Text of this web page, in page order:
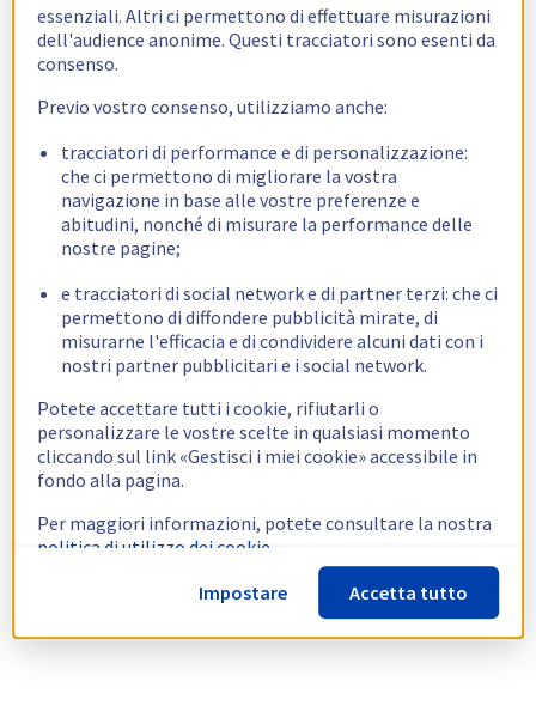
essenziali. Altri ci permettono di effettuare misurazioni
dell'audience anonime. Questi tracciatori sono esenti da
consenso.
Previo vostro consenso, utilizziamo anche:
tracciatori di performance e di personalizzazione:
che ci permettono di migliorare la vostra
navigazione in base alle vostre preferenze e
abitudini, nonché di misurare la performance delle
nostre pagine;
e tracciatori di social network e di partner terzi: che ci
permettono di diffondere pubblicità mirate, di
misurarne l'efficacia e di condividere alcuni dati con i
nostri partner pubblicitari e i social network.
Potete accettare tutti i cookie, rifiutarli o
personalizzare le vostre scelte in qualsiasi momento
cliccando sul link «Gestisci i miei cookie» accessibile in
fondo alla pagina.
Per maggiori informazioni, potete consultare la nostra
politica di utilizzo dei cookie.
Impostare
Accetta tutto